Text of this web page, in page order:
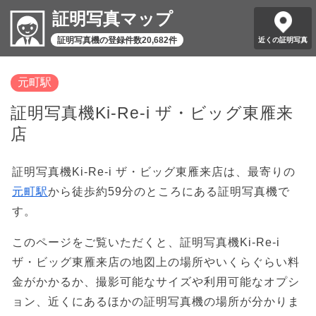
証明写真マップ
証明写真機の登録件数20,682件 近くの証明写真
元町駅
証明写真機Ki-Re-i ザ・ビッグ東雁来
店
証明写真機Ki-Re-i ザ・ビッグ東雁来店は、最寄りの
元町駅から徒歩約59分のところにある証明写真機で
す。
このページをご覧いただくと、証明写真機Ki-Re-i
ザ・ビッグ東雁来店の地図上の場所やいくらぐらい料
金がかかるか、撮影可能なサイズや利用可能なオプシ
ョン、近くにあるほかの証明写真機の場所が分かりま